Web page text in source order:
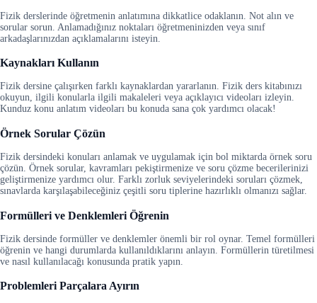
Fizik derslerinde öğretmenin anlatımına dikkatlice odaklanın. Not alın ve
sorular sorun. Anlamadığınız noktaları öğretmeninizden veya sınıf
arkadaşlarınızdan açıklamalarını isteyin.
Kaynakları Kullanın
Fizik dersine çalışırken farklı kaynaklardan yararlanın. Fizik ders kitabınızı
okuyun, ilgili konularla ilgili makaleleri veya açıklayıcı videoları izleyin.
Kunduz konu anlatım videoları bu konuda sana çok yardımcı olacak!
Örnek Sorular Çözün
Fizik dersindeki konuları anlamak ve uygulamak için bol miktarda örnek soru
çözün. Örnek sorular, kavramları pekiştirmenize ve soru çözme becerilerinizi
geliştirmenize yardımcı olur. Farklı zorluk seviyelerindeki soruları çözmek,
sınavlarda karşılaşabileceğiniz çeşitli soru tiplerine hazırlıklı olmanızı sağlar.
Formülleri ve Denklemleri Öğrenin
Fizik dersinde formüller ve denklemler önemli bir rol oynar. Temel formülleri
öğrenin ve hangi durumlarda kullanıldıklarını anlayın. Formüllerin türetilmesi
ve nasıl kullanılacağı konusunda pratik yapın.
Problemleri Parçalara Ayırın